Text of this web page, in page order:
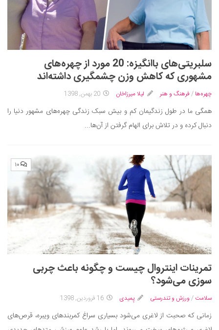
سلبریتی‌های باانگیزه: 20 مورد از چهره‌های
مشهوری که کاهش وزن چشمگیری داشته‌اند
چهره‌ها / فرهنگ و هنر لیلا میرزاخان 20 بهمن, 1398
همگی ما در طول زندگیمان کم و بیش سبک زندگی چهره‌های مشهور دنیا را
دنبال کرده و در تلاش برای الهام گرفتن از آن‌ها...
۱۰
تمرینات اینتروال چیست و چگونه باعث چربی
سوزی می‌شود؟
سلامت / ورزش و تندرستی پِمیدی 16 فروردین, 1398
زمانی که صحبت از لاغری می‌شود بسیاری سراغ کمربندهای ویبره، قرص‌های